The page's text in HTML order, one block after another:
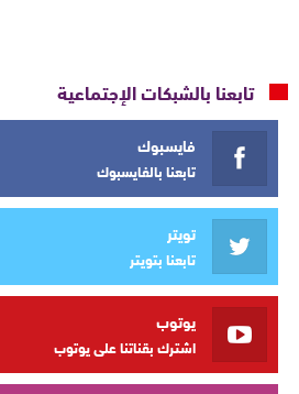
تابعنا بالشبكات الإجتماعية
فايسبوك
تابعنا بالفايسبوك
تويتر
تابعنا بتويتر
يوتوب
اشترك بقناتنا على يوتوب